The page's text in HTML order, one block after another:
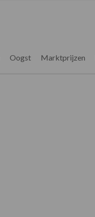
Oogst Marktprijzen